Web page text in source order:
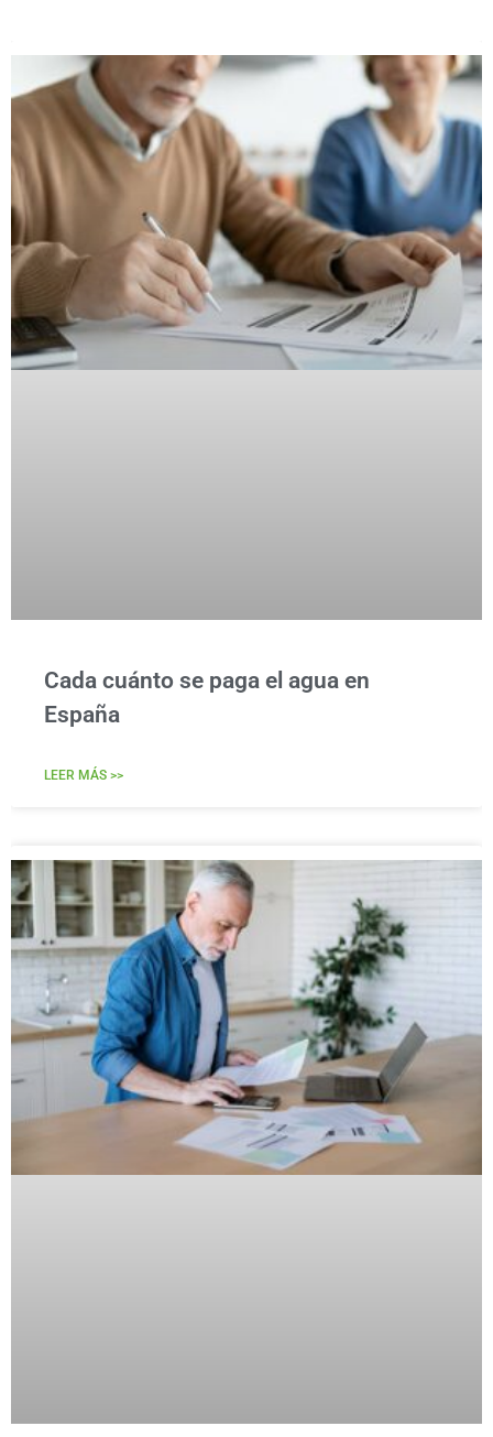
Cada cuánto se paga el agua en
España
LEER MÁS >>